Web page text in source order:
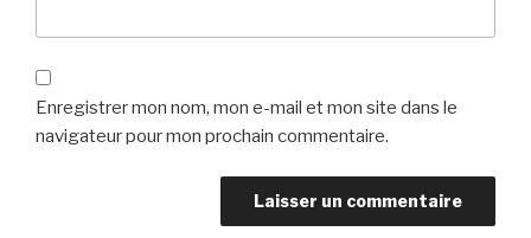
Enregistrer mon nom, mon e-mail et mon site dans le
navigateur pour mon prochain commentaire.